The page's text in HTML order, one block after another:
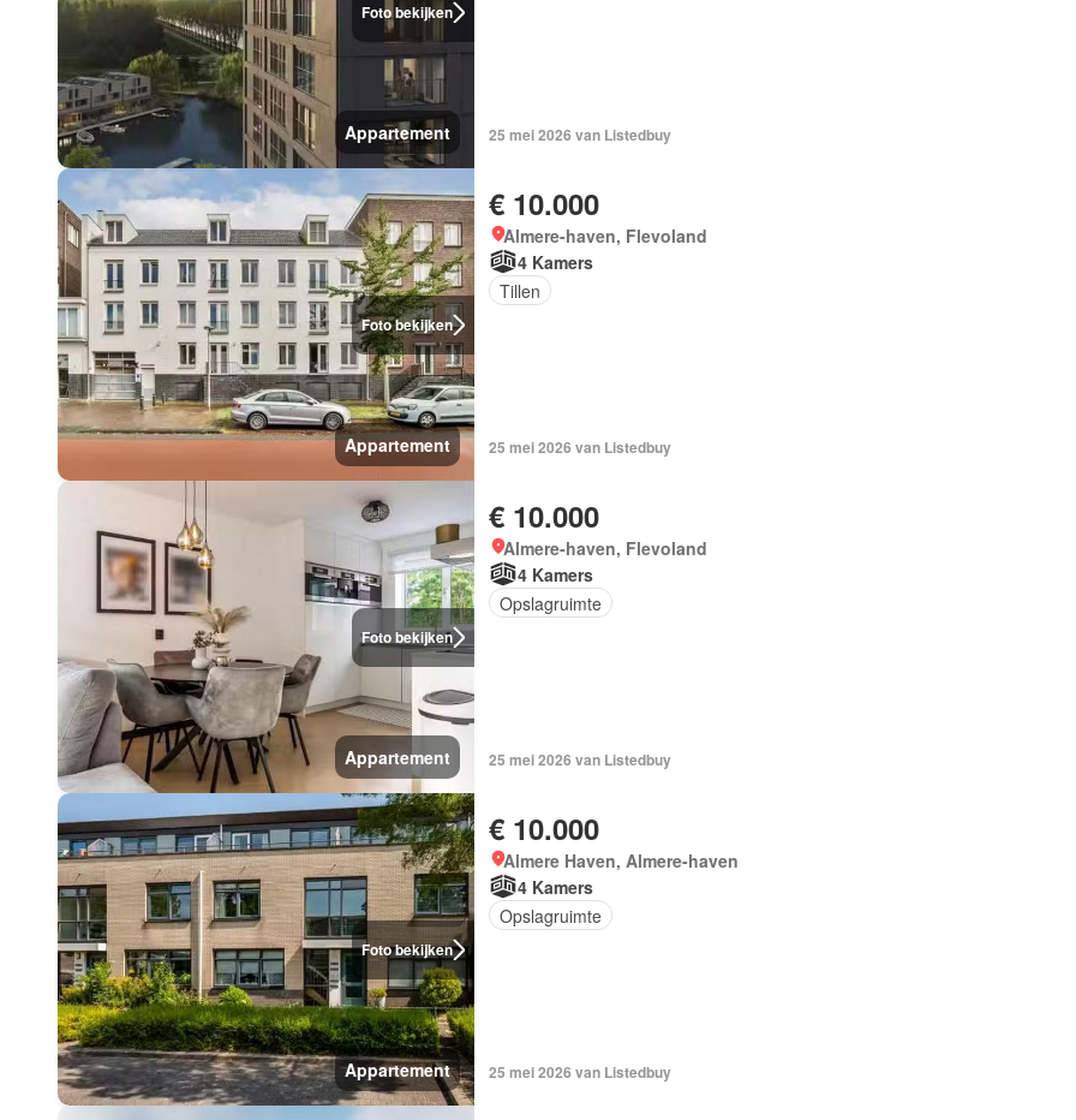
Foto bekijken
Appartement 25 mei 2026 van Listedbuy
Foto bekijken
Appartement
€ 10.000
Almere-haven, Flevoland
4 Kamers
Tillen
25 mei 2026 van Listedbuy
Foto bekijken
Appartement
€ 10.000
Almere-haven, Flevoland
4 Kamers
Opslagruimte
25 mei 2026 van Listedbuy
Foto bekijken
Appartement
€ 10.000
Almere Haven, Almere-haven
4 Kamers
Opslagruimte
25 mei 2026 van Listedbuy